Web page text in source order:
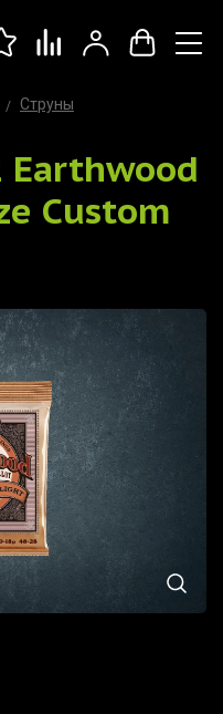
Струны
Earthwood
Custom